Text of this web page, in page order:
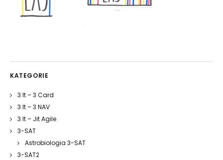
KATEGORIE
3 It – 3 Card
3 It – 3 NAV
3 It – Jit Agile
3-SAT
Astrobiologia 3-SAT
3-SAT2